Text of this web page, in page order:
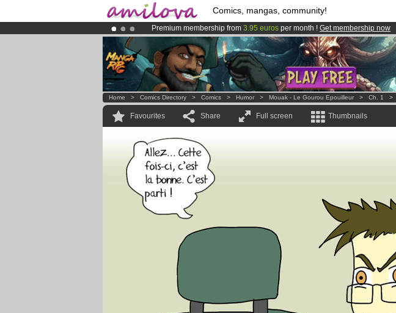
Comics, mangas, community!
Premium membership from 3.95 euros per month ! Get membership now
AmilovaKickstarter is now LIVE!.
Already 100000 membersand 1000 comics & mangas!.
Home > Comics Directory > Comics > Humor > Mouak - Le Gourou Epouilleur > Ch. 1 >
Favourites Share Full screen Thumbnails